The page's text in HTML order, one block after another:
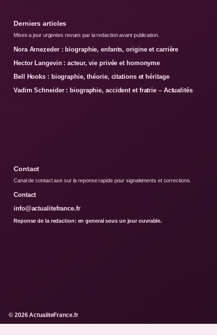
Derniers articles
Mises a jour urgentes revues par la redaction avant publication.
Nora Arnezeder : biographie, enfants, origine et carrière
Hector Langevin : acteur, vie privée et homonyme
Bell Hooks : biographie, théorie, citations et héritage
Vadim Schneider : biographie, accident et fratrie – Actualités
Contact
Canal de contact axe sur la reponse rapide pour signalements et corrections.
Contact
info@actualitefrance.fr
Reponse de la redaction: en general sous un jour ouvrable.
© 2026 ActualiteFrance.fr